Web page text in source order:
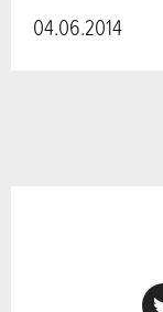
04.06.2014